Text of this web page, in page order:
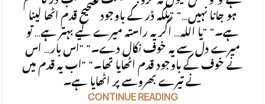
ہو جانا نہیں…" "بلکہ ڈر کے باوجود صحیح قدم اٹھا لینا
ہے۔" "یا اللہ… اگر یہ راستہ میرے لیے بہتر ہے… تو
میرے دل سے یہ خوف نکال دے۔" "اس بار… اس
نے خوف کے باوجود قدم اٹھایا تھا۔" "اب یہ قدم میں
نے تیرے بھروسے پر اٹھایا ہے۔
CONTINUE READING